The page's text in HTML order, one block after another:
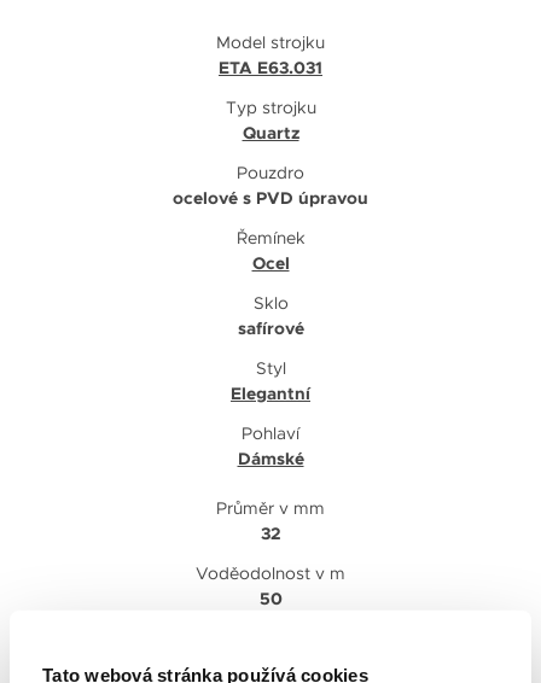
Tato webová stránka používá cookies
Model strojku
ETA E63.031
Typ strojku
Quartz
Pouzdro
ocelové s PVD úpravou
Řemínek
Ocel
Sklo
safírové
Styl
Elegantní
Pohlaví
Dámské
Průměr v mm
32
Voděodolnost v m
50
ocelový s PVD úpravou